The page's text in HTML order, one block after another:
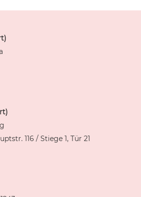
116 / Stiege 1, Tür 21